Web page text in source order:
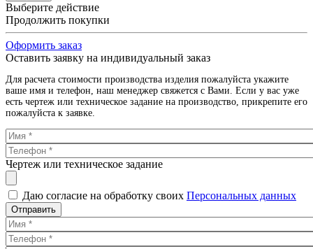
Выберите действие
Продолжить покупки
Оформить заказ
Оставить заявку на индивидуальный заказ
Для расчета стоимости производства изделия пожалуйста укажите
ваше имя и телефон, наш менеджер свяжется с Вами. Если у вас уже
есть чертеж или техническое задание на производство, прикрепите его
пожалуйста к заявке.
Чертеж или техническое задание
Даю согласие на обработку своих Персональных данных
Отправить